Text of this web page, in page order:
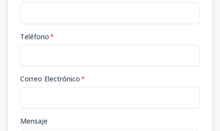
Teléfono*
Correo Electrónico*
Mensaje